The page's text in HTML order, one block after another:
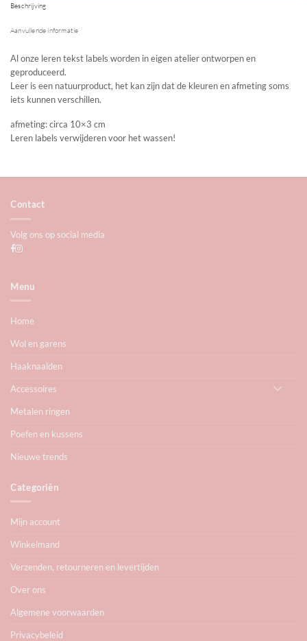
Beschrijving
Aanvullende informatie
Al onze leren tekst labels worden in eigen atelier ontworpen en
geproduceerd.
Leer is een natuurproduct, het kan zijn dat de kleuren en afmeting soms
iets kunnen verschillen.
afmeting: circa 10×3 cm
Leren labels verwijderen voor het wassen!
Contact
Volg ons op social media
Menu
Home
Wol en garens
Haaknaalden
Accessoires
Metalen ringen
Poefen en kussens
Nieuwe trends
Categoriën
Mijn account
Winkelmand
Verzenden, retourneren en levertijden
Over ons
Algemene voorwaarden
Privacybeleid